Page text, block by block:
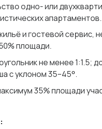
одно- или
апартаментов.
и гостевой сервис,
площади.
не менее 1:1.5;
с уклоном 35–45°.
35% площади